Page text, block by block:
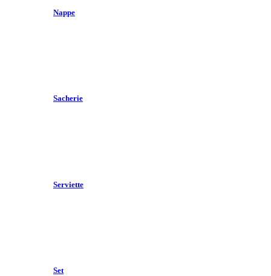
Nappe
Sacherie
Serviette
Set